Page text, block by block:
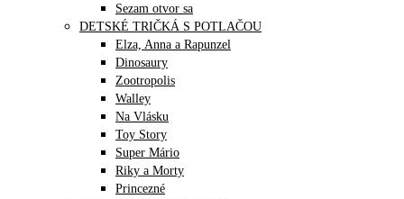
Sezam otvor sa
DETSKÉ TRIČKÁ S POTLAČOU
Elza, Anna a Rapunzel
Dinosaury
Zootropolis
Walley
Na Vlásku
Toy Story
Super Mário
Riky a Morty
Princezné